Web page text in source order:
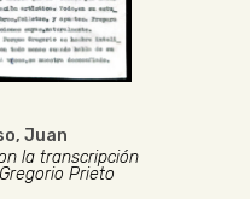
Juan
la transcripción
Prieto